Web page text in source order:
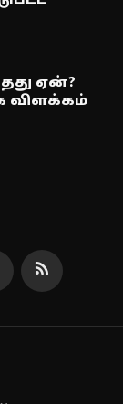
ஏன்?
விளக்கம்